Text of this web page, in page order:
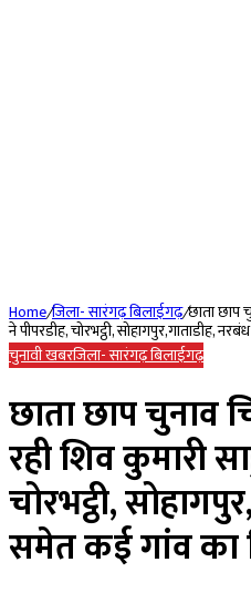
Home/जिला- सारंगढ़ बिलाईगढ़/छाता छाप
ने पीपरडीह, चोरभट्ठी, सोहागपुर,गाताडीह,
चुनावी खबरजिला- सारंगढ़ बिलाईगढ़
छाता छाप चुनाव
रही शिव कुमारी
चोरभट्ठी,
समेत कई गांव का